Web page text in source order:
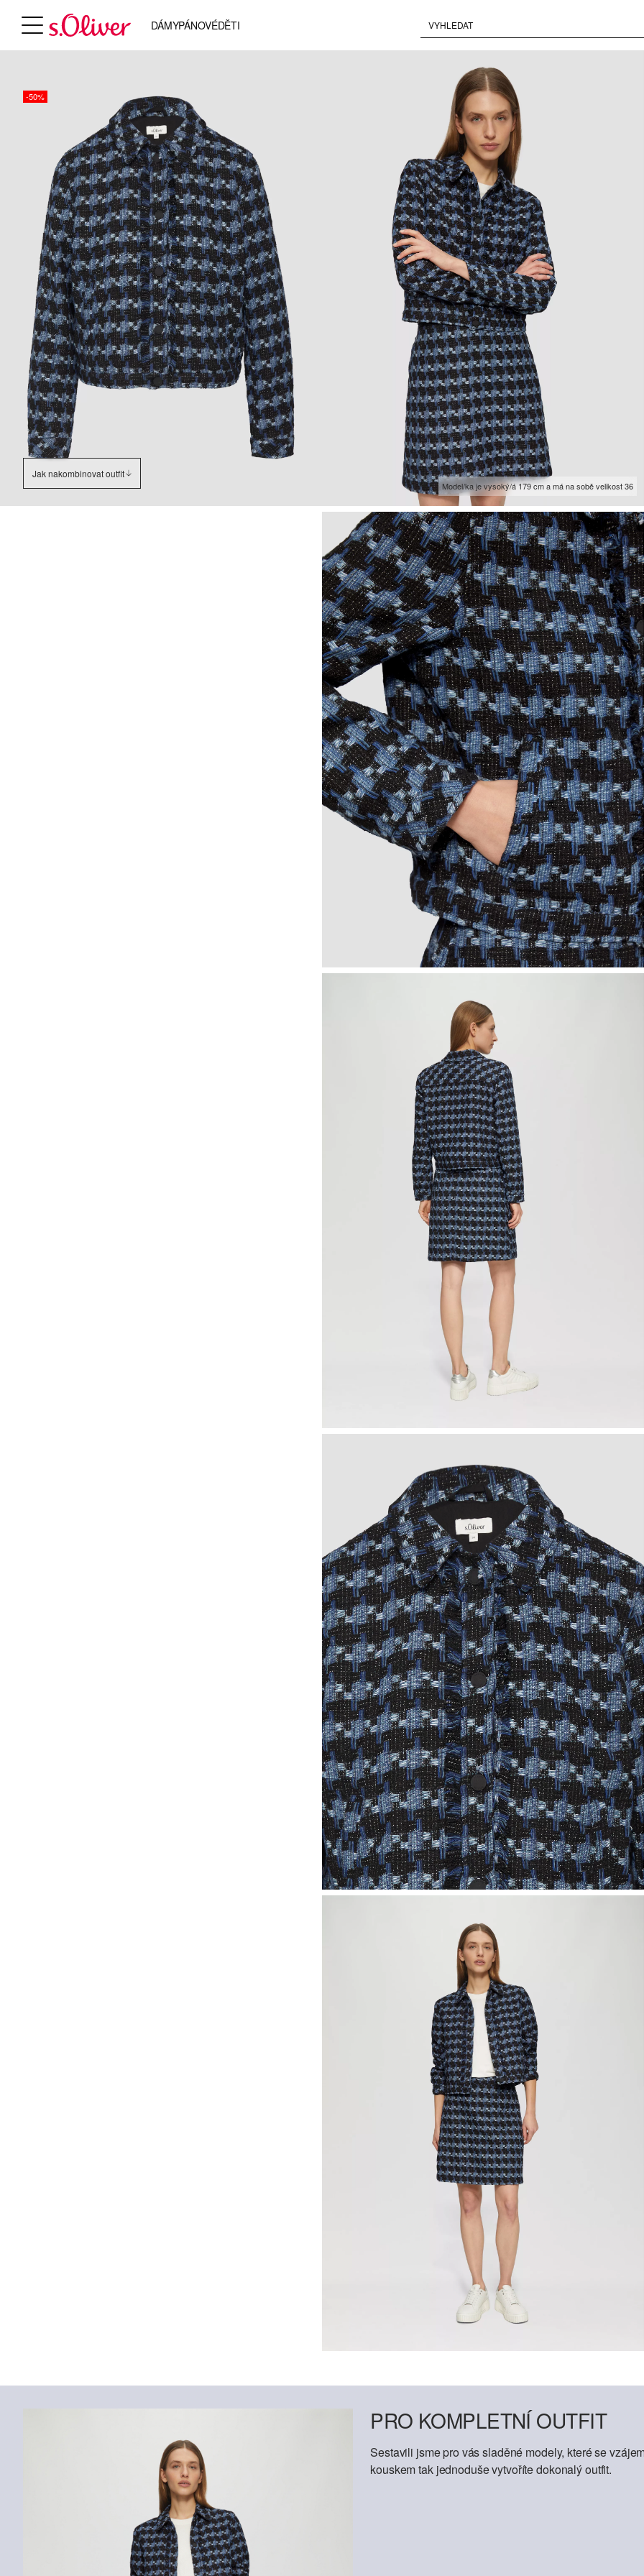
DÁMYPÁNOVÉDĚTI
-50%
Jak nakombinovat outfit
Model/ka je vysoký/á 179 cm a má na sobě velikost 36
PRO KOMPLETNÍ OUTFIT
Sestavili jsme pro vás sladěné modely, které se
kouskem tak jednoduše vytvoříte dokonalý outfit.